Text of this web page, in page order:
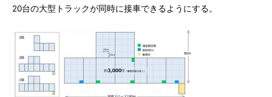
20台の大型トラックが同時に接車できるようにする。